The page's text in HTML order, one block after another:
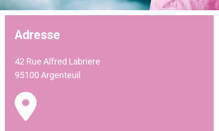
Adresse
42 Rue Alfred Labriere
95100 Argenteuil